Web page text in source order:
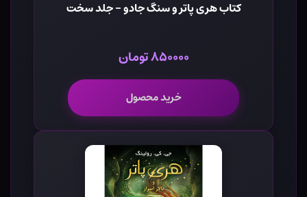
کتاب هری پاتر و سنگ جادو - جلد سخت
۸۵۰۰۰۰ تومان
خرید محصول